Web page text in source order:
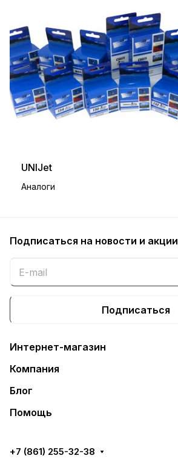
UNIJet
Аналоги
Подписаться на новости и акции
Подписаться
Интернет-магазин
Компания
Блог
Помощь
+7 (861) 255-32-38